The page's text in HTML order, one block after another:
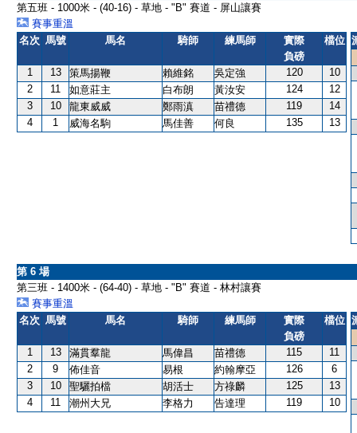
第五班 - 1000米 - (40-16) - 草地 - "B" 賽道 - 屏山讓賽
賽事重溫
名次 馬號 馬名 騎師 練馬師
實際
負磅
檔位
1 13 策馬揚鞭 賴維銘 吳定強 120
10
2
11 如意莊主 白布朗 黃汝安 124
12
3
10 龍東威威 鄭雨滇 苗禮德 119
14
4
1 威海名駒 馬佳善 何良 135 13
第 6 場
第三班 - 1400米 - (64-40) - 草地 - "B" 賽道 - 林村讓賽
賽事重溫
名次 馬號 馬名 騎師 練馬師
實際
負磅
檔位
1 13 滿貫羣龍 馬偉昌 苗禮德 115
11
2
9 佈佳音 易根 約翰摩亞 126
6
3
10 聖驪拍檔 胡活士 方祿麟 125
13
4
11 潮州大兄 李格力 告達理 119 10